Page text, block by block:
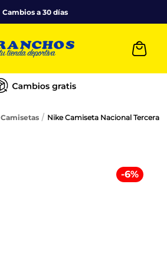
Cambios a 30 días
Camisetas
Nike Camiseta Nacional Tercera
-6%